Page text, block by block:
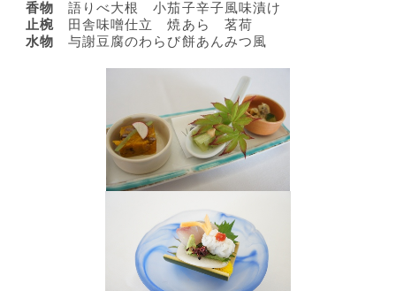
香物 語りべ大根 小茄子辛子風味漬け
止椀 田舎味噌仕立 焼あら 茗荷
水物 与謝豆腐のわらび餅あんみつ風